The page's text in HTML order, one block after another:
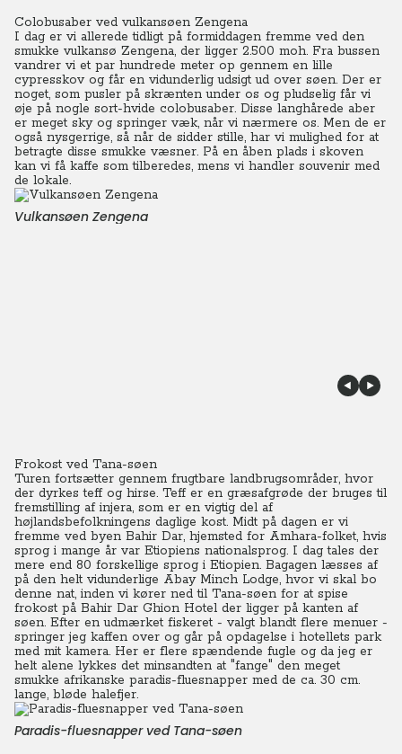
Colobusaber ved vulkansøen Zengena
I dag er vi allerede tidligt på formiddagen fremme ved den
smukke vulkansø Zengena, der ligger 2.500 moh. Fra bussen
vandrer vi et par hundrede meter op gennem en lille
cypresskov og får en vidunderlig udsigt ud over søen. Der er
noget, som pusler på skrænten under os og pludselig får vi
øje på nogle sort-hvide colobusaber. Disse langhårede aber
er meget sky og springer væk, når vi nærmere os. Men de er
også nysgerrige, så når de sidder stille, har vi mulighed for at
betragte disse smukke væsner. På en åben plads i skoven
kan vi få kaffe som tilberedes, mens vi handler souvenir med
de lokale.
Vulkansøen Zengena
Frokost ved Tana-søen
Turen fortsætter gennem frugtbare landbrugsområder, hvor
der dyrkes teff og hirse. Teff er en græsafgrøde der bruges til
fremstilling af injera, som er en vigtig del af
højlandsbefolkningens daglige kost. Midt på dagen er vi
fremme ved byen Bahir Dar, hjemsted for Amhara-folket, hvis
sprog i mange år var Etiopiens nationalsprog. I dag tales der
mere end 80 forskellige sprog i Etiopien. Bagagen læsses af
på den helt vidunderlige Abay Minch Lodge, hvor vi skal bo
denne nat, inden vi kører ned til Tana-søen for at spise
frokost på Bahir Dar Ghion Hotel der ligger på kanten af
søen. Efter en udmærket fiskeret - valgt blandt flere menuer -
springer jeg kaffen over og går på opdagelse i hotellets park
med mit kamera. Her er flere spændende fugle og da jeg er
helt alene lykkes det minsandten at "fange" den meget
smukke afrikanske paradis-fluesnapper med de ca. 30 cm.
lange, bløde halefjer.
Paradis-fluesnapper ved Tana-søen